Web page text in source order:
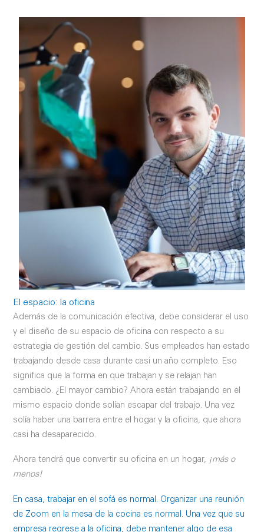
El espacio: la oficina
Además de la comunicación efectiva, debe considerar el uso
y el diseño de su espacio de oficina con respecto a su
estrategia de gestión del cambio. Sus empleados han estado
trabajando desde casa durante casi un año completo. Eso
significa que la forma en que trabajan y se relajan han
cambiado. ¿El mayor cambio? Ahora están trabajando en el
mismo espacio donde solían escapar del trabajo. Una vez
solía haber una barrera entre el hogar y la oficina, que ahora
casi ha desaparecido.
Ahora tendrá que convertir su oficina en un hogar, ¡más o
menos!
En casa, trabajar en el sofá es normal. Organizar una reunión
de Zoom en la mesa de la cocina es normal. Una vez que su
empresa regrese a la oficina, debe mantener algo de esa